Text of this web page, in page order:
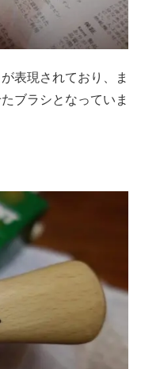
表現されており、ま
ブラシとなっていま